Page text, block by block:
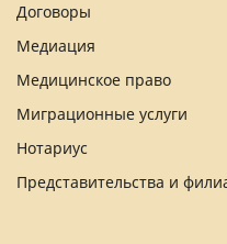
Договоры
Медиация
Медицинское право
Миграционные услуги
Нотариус
Представительства и